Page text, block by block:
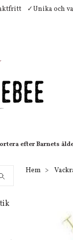
✓Unika och
efter Barnets
Hem